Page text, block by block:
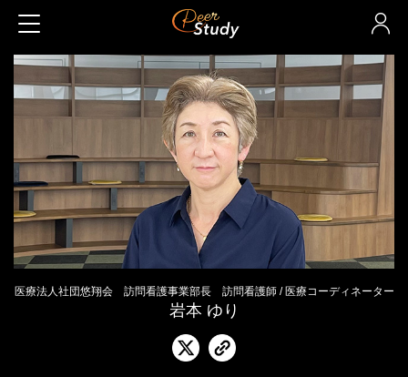
医療法人社団悠翔会 訪問看護事業部長 訪問看護師 / 医療コーディネーター
岩本 ゆり